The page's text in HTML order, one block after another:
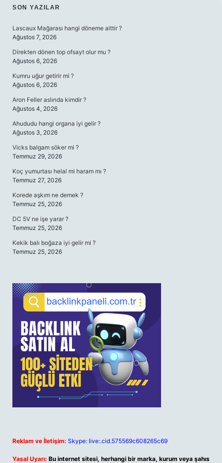
SIDEBAR
SON YAZILAR
Lascaux Mağarası hangi döneme aittir ?
Ağustos 7, 2026
Direkten dönen top ofsayt olur mu ?
Ağustos 6, 2026
Kumru uğur getirir mi ?
Ağustos 6, 2026
Aron Feller aslında kimdir ?
Ağustos 4, 2026
Ahududu hangi organa iyi gelir ?
Ağustos 3, 2026
Vicks balgam söker mi ?
Temmuz 29, 2026
Koç yumurtası helal mi haram mı ?
Temmuz 27, 2026
Korede aşkım ne demek ?
Temmuz 25, 2026
DC 5V ne işe yarar ?
Temmuz 25, 2026
Kekik balı boğaza iyi gelir mi ?
Temmuz 25, 2026
Reklam ve İletişim: Skype: live:.cid.575569c608265c69
Yasal Uyarı: Bu internet sitesi, herhangi bir marka, kurum veya şahıs